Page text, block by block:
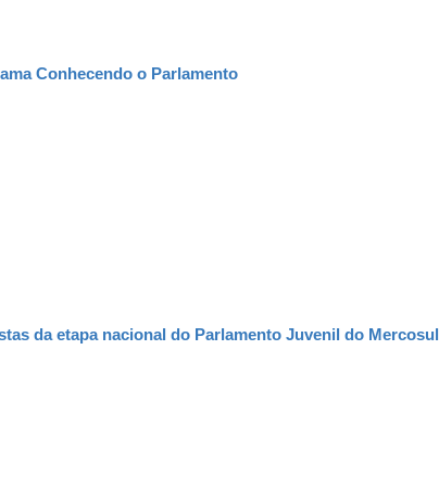
Conhecendo o Parlamento
da etapa nacional do Parlamento Juvenil do Mercosul